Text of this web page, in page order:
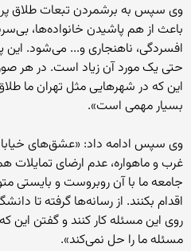
وی سپس به برشمردن تبعات طلاق
باعث از هم پاشیدن خانواده‌ها،
افسردگی، ناهنجاری و... می‌‌شود. این
حتی یک مورد آن زیاد است. در هر
این که در شهرهایی مثل تهران ما
بسیار مهمی است».
وی سپس ادامه داد: «عشق‌های
غرب و ماهواره، عدم ارضای
جامعه ما با آن روبروست و بایستی
اقدام بکنند. از رسانه‌ها گرفته تا
روی این مسئله کار کنند و گفتن این
مسئله ما را حل نمی‌کند».